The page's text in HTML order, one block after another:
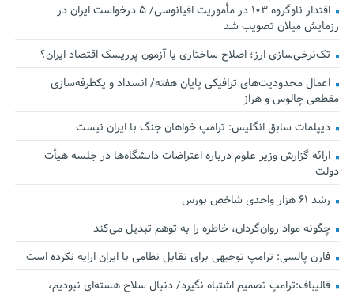
اقتدار ناوگروه ۱۰۳ در مأموریت‌ اقیانوسی/ ۵ درخواست ایران در
رزمایش میلان تصویب شد
تک‌نرخی‌سازی ارز؛ اصلاح ساختاری یا آزمون پرریسک اقتصاد ایران؟
اعمال محدودیت‌های ترافیکی پایان هفته/ انسداد و یکطرفه‌سازی
مقطعی چالوس و هراز
دیپلمات سابق انگلیس:‌ ترامپ خواهان جنگ با ایران نیست
ارائه گزارش وزیر علوم درباره اعتراضات دانشگاه‌ها در جلسه هیأت
دولت
رشد ۶۱ هزار واحدی شاخص بورس
چگونه مواد روان‌گردان، خاطره را به توهم تبدیل می‌کند
فارن پالسی: ترامپ توجیهی برای تقابل نظامی با ایران ارایه نکرده است
قالیباف:ترامپ تصمیم اشتباه نگیرد/ دنبال سلاح هسته‌ای نبودیم،